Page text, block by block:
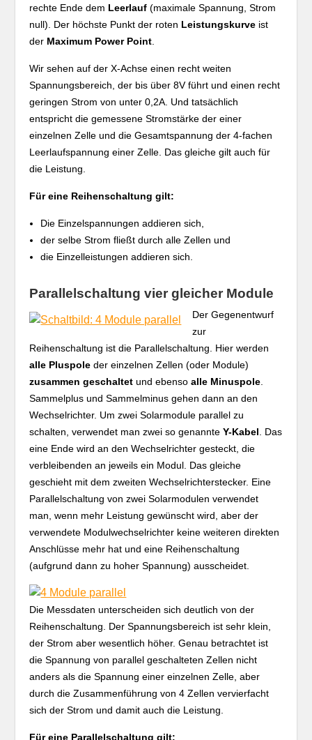
rechte Ende dem Leerlauf (maximale Spannung, Strom
null). Der höchste Punkt der roten Leistungskurve ist
der Maximum Power Point
Wir sehen auf der X-Achse einen recht weiten
Spannungsbereich, der bis über 8V führt und einen recht
geringen Strom von unter 0,2A. Und tatsächlich
entspricht die gemessene Stromstärke der einer
einzelnen Zelle und die Gesamtspannung der 4-fachen
Leerlaufspannung einer Zelle. Das gleiche gilt auch für
die Leistung.
Für eine Reihenschaltung gilt:
Die Einzelspannungen addieren sich,
der selbe Strom fließt durch alle Zellen und
die Einzelleistungen addieren sich.
Parallelschaltung vier gleicher Module
Der Gegenentwurf
zur
Reihenschaltung ist die Parallelschaltung. Hier werden
alle Pluspole der einzelnen Zellen (oder Module)
zusammen geschaltet und ebensoalle Minuspole
Sammelplus und Sammelminus gehen dann an den
Wechselrichter. Um zwei Solarmodule parallel zu
schalten, verwendet man zwei so genannteY-Kabel . Das
eine Ende wird an den Wechselrichter gesteckt, die
verbleibenden an jeweils ein Modul. Das gleiche
geschieht mit dem zweiten Wechselrichterstecker. Eine
Parallelschaltung von zwei Solarmodulen verwendet
man, wenn mehr Leistung gewünscht wird, aber der
verwendete Modulwechselrichter keine weiteren direkten
Anschlüsse mehr hat und eine Reihenschaltung
(aufgrund dann zu hoher Spannung) ausscheidet.
Die Messdaten unterscheiden sich deutlich von der
Reihenschaltung. Der Spannungsbereich ist sehr klein,
der Strom aber wesentlich höher. Genau betrachtet ist
die Spannung von parallel geschalteten Zellen nicht
anders als die Spannung einer einzelnen Zelle, aber
durch die Zusammenführung von 4 Zellen vervierfacht
sich der Strom und damit auch die Leistung.
Für eine Parallelschaltung gilt: